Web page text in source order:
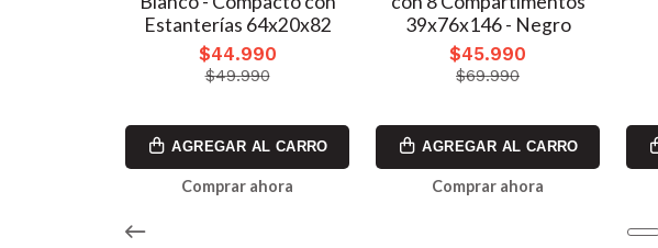
Estanterías 64x20x82
$44.990
$49.990
AGREGAR AL CARRO
Comprar ahora
39x76x146 - Negro
$45.990
$69.990
AGREGAR AL CARRO
Comprar ahora